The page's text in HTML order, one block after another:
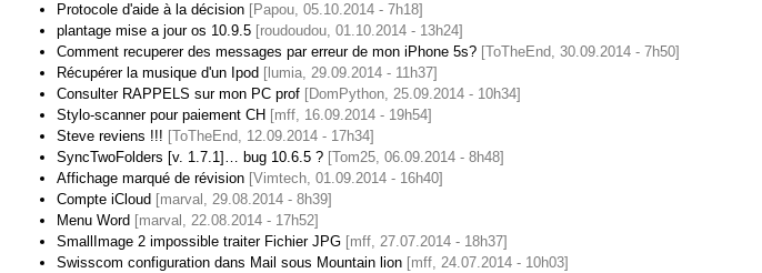
Protocole d'aide à la décision [Papou, 05.10.2014 - 7h18]
plantage mise a jour os 10.9.5 [roudoudou, 01.10.2014 - 13h24]
Comment recuperer des messages par erreur de mon iPhone 5s? [ToTheEnd, 30.09.2014 - 7h50]
Récupérer la musique d'un Ipod [lumia, 29.09.2014 - 11h37]
Consulter RAPPELS sur mon PC prof [DomPython, 25.09.2014 - 10h34]
Stylo-scanner pour paiement CH [mff, 16.09.2014 - 19h54]
Steve reviens !!! [ToTheEnd, 12.09.2014 - 17h34]
SyncTwoFolders [v. 1.7.1]… bug 10.6.5 ? [Tom25, 06.09.2014 - 8h48]
Affichage marqué de révision [Vimtech, 01.09.2014 - 16h40]
Compte iCloud [marval, 29.08.2014 - 8h39]
Menu Word [marval, 22.08.2014 - 17h52]
SmallImage 2 impossible traiter Fichier JPG [mff, 27.07.2014 - 18h37]
Swisscom configuration dans Mail sous Mountain lion [mff, 24.07.2014 - 10h03]